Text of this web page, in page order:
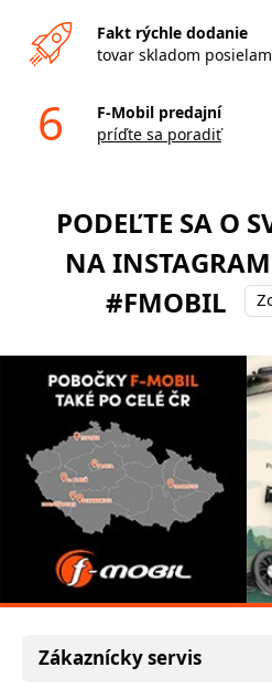
Fakt rýchle dodanie
tovar skladom
6
F-Mobil predajní
príďte sa poradiť
PODEĽTE SA O
NA
#FMOBIL
Zákaznícky servis